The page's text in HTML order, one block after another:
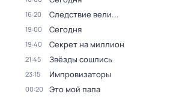
16:20 Следствие вели...
19:00 Сегодня
19:40 Секрет на миллион
21:45 Звёзды сошлись
23:15 Импровизаторы
00:20 Это мой папа